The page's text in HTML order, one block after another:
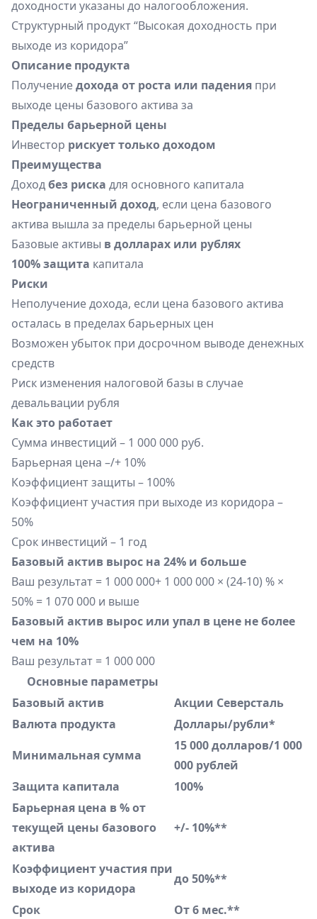
доходности указаны до налогообложения.
Структурный продукт “Высокая доходность при
выходе из коридора”
Описание продукта
Получениедохода от роста или падения при
выходе цены базового актива за
Пределы барьерной цены
Инвестор рискует только доходом
Преимущества
Доходбез риска для основного капитала
Неограниченный доход, если цена базового
актива вышла за пределы барьерной цены
Базовые активы в долларах или рублях
100% защита капитала
Риски
Неполучение дохода, если цена базового актива
осталась в пределах барьерных цен
Возможен убыток при досрочном выводе денежных
средств
Риск изменения налоговой базы в случае
девальвации рубля
Как это работает
Сумма инвестиций – 1 000 000 руб.
Барьерная цена –/+ 10%
Коэффициент защиты – 100%
Коэффициент участия при выходе из коридора –
50%
Срок инвестиций – 1 год
Базовый актив вырос на 24% и больше
Ваш результат = 1 000 000+ 1 000 000 × (24-10) % ×
50% = 1 070 000 и выше
Базовый актив вырос или упал в цене не более
чем на 10%
Ваш результат = 1 000 000
Основные параметры
Базовый актив
Акции Северсталь
Валюта продукта
Доллары/рубли*
Минимальная сумма
15 000 долларов/1 000
000 рублей
Защита капитала
100%
Барьерная цена в % от
текущей цены базового
актива
+/- 10%**
Коэффициент участия при
выходе из коридора
до 50%**
Срок
От 6 мес.**